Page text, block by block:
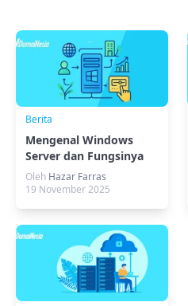
Berita
Mengenal Windows
Server dan Fungsinya
untuk Bisnis
Oleh Hazar Farras
19 November 2025